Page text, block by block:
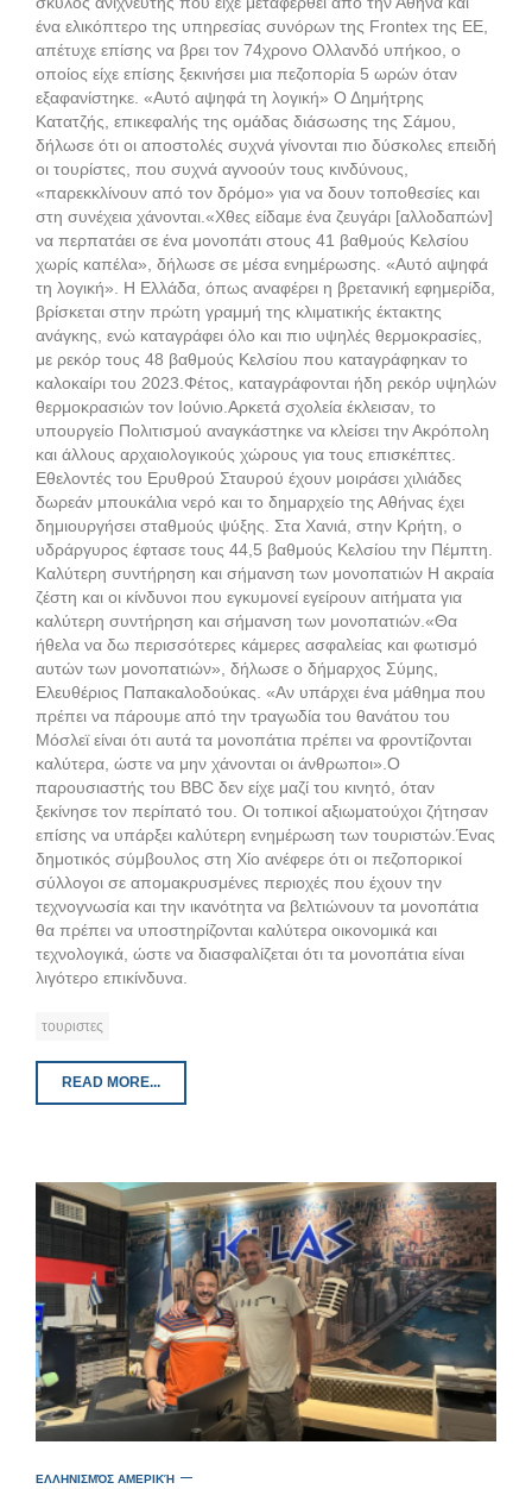
ένα ελικόπτερο της υπηρεσίας συνόρων της Frontex της ΕΕ,
απέτυχε επίσης να βρει τον 74χρονο Ολλανδό υπήκοο, ο
οποίος είχε επίσης ξεκινήσει μια πεζοπορία 5 ωρών όταν
εξαφανίστηκε. «Αυτό αψηφά τη λογική» Ο Δημήτρης
Κατατζής, επικεφαλής της ομάδας διάσωσης της Σάμου,
δήλωσε ότι οι αποστολές συχνά γίνονται πιο δύσκολες επειδή
οι τουρίστες, που συχνά αγνοούν τους κινδύνους,
«παρεκκλίνουν από τον δρόμο» για να δουν τοποθεσίες και
στη συνέχεια χάνονται.«Χθες είδαμε ένα ζευγάρι [αλλοδαπών]
να περπατάει σε ένα μονοπάτι στους 41 βαθμούς Κελσίου
χωρίς καπέλα», δήλωσε σε μέσα ενημέρωσης. «Αυτό αψηφά
τη λογική». Η Ελλάδα, όπως αναφέρει η βρετανική εφημερίδα,
βρίσκεται στην πρώτη γραμμή της κλιματικής έκτακτης
ανάγκης, ενώ καταγράφει όλο και πιο υψηλές θερμοκρασίες,
με ρεκόρ τους 48 βαθμούς Κελσίου που καταγράφηκαν το
καλοκαίρι του 2023.Φέτος, καταγράφονται ήδη ρεκόρ υψηλών
θερμοκρασιών τον Ιούνιο.Αρκετά σχολεία έκλεισαν, το
υπουργείο Πολιτισμού αναγκάστηκε να κλείσει την Ακρόπολη
και άλλους αρχαιολογικούς χώρους για τους επισκέπτες.
Εθελοντές του Ερυθρού Σταυρού έχουν μοιράσει χιλιάδες
δωρεάν μπουκάλια νερό και το δημαρχείο της Αθήνας έχει
δημιουργήσει σταθμούς ψύξης. Στα Χανιά, στην Κρήτη, ο
υδράργυρος έφτασε τους 44,5 βαθμούς Κελσίου την Πέμπτη.
Καλύτερη συντήρηση και σήμανση των μονοπατιών Η ακραία
ζέστη και οι κίνδυνοι που εγκυμονεί εγείρουν αιτήματα για
καλύτερη συντήρηση και σήμανση των μονοπατιών.«Θα
ήθελα να δω περισσότερες κάμερες ασφαλείας και φωτισμό
αυτών των μονοπατιών», δήλωσε ο δήμαρχος Σύμης,
Ελευθέριος Παπακαλοδούκας. «Αν υπάρχει ένα μάθημα που
πρέπει να πάρουμε από την τραγωδία του θανάτου του
Μόσλεϊ είναι ότι αυτά τα μονοπάτια πρέπει να φροντίζονται
καλύτερα, ώστε να μην χάνονται οι άνθρωποι».Ο
παρουσιαστής του BBC δεν είχε μαζί του κινητό, όταν
ξεκίνησε τον περίπατό του. Οι τοπικοί αξιωματούχοι ζήτησαν
επίσης να υπάρξει καλύτερη ενημέρωση των τουριστών.Ένας
δημοτικός σύμβουλος στη Χίο ανέφερε ότι οι πεζοπορικοί
σύλλογοι σε απομακρυσμένες περιοχές που έχουν την
τεχνογνωσία και την ικανότητα να βελτιώνουν τα μονοπάτια
θα πρέπει να υποστηρίζονται καλύτερα οικονομικά και
τεχνολογικά, ώστε να διασφαλίζεται ότι τα μονοπάτια είναι
λιγότερο επικίνδυνα.
τουριστες
READ MORE...
ΕΛΛΗΝΙΣΜΌΣ ΑΜΕΡΙΚΉ